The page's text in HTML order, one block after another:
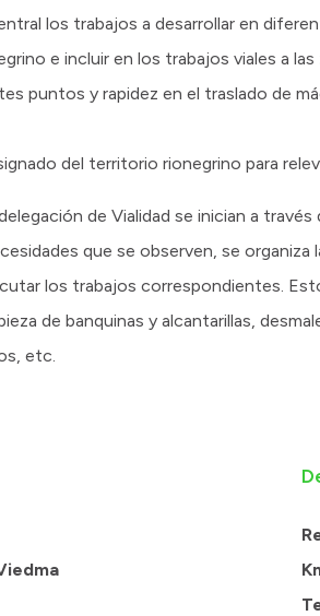
los trabajos a desarrollar en
e incluir en los trabajos viales a
puntos y rapidez en el traslado de
del territorio rionegrino para
de Vialidad se inician a
que se observen, se organiza
los trabajos correspondientes.
de banquinas y alcantarillas,
etc.